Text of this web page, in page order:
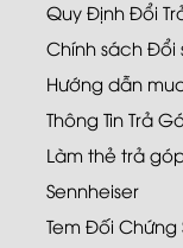
Quy Định Đổi
Chính sách Đổi
Hướng dẫn
Thông Tin Trả
Làm thẻ trả
Sennheiser
Tem Đối Chứng